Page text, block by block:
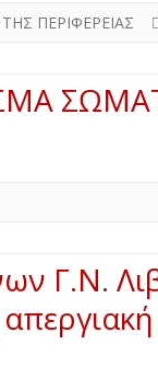
ΠΕΡΙΦΕΡΕΙΑΣ
Γ.Ν.